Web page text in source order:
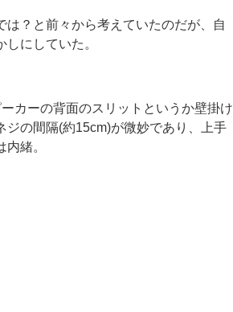
？と前々から考えていたのだが、自
にしていた。
カーの背面のスリットというか壁掛け
ジの間隔(約15cm)が微妙であり、上手
緒。